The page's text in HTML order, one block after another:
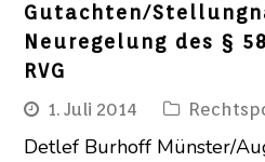
Gutachten/
Neuregelung des §
RVG
1. Juli 2014
Detlef Burhoff Münster/